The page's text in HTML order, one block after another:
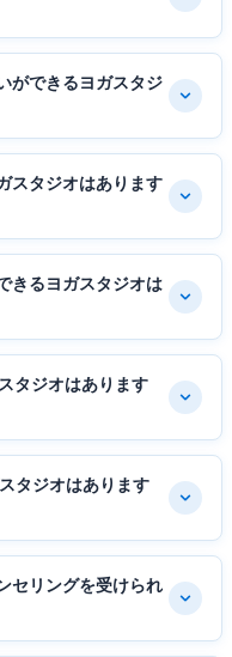
ができるヨガスタジ
スタジオはあります
きるヨガスタジオは
タジオはあります
タジオはあります
セリングを受けられ